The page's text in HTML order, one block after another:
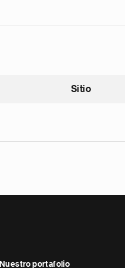
Sitio
Nuestro portafolio